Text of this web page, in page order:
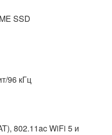
SSD
96 кГц
802.11ac WiFi 5 и